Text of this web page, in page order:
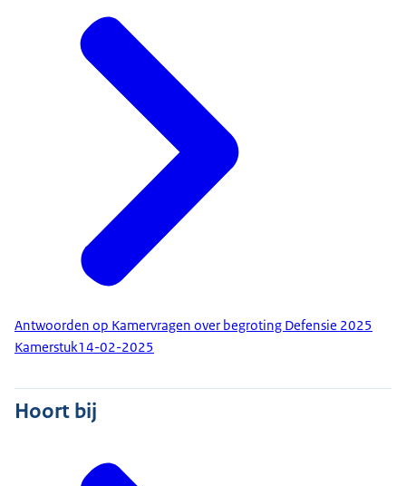
Antwoorden op Kamervragen over begroting Defensie 2025
Kamerstuk14-02-2025
Hoort bij